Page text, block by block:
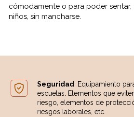
cómodamente o para poder
niños, sin mancharse.
Seguridad: Equipamiento
escuelas. Elementos que
riesgo, elementos de
riesgos laborales, etc.